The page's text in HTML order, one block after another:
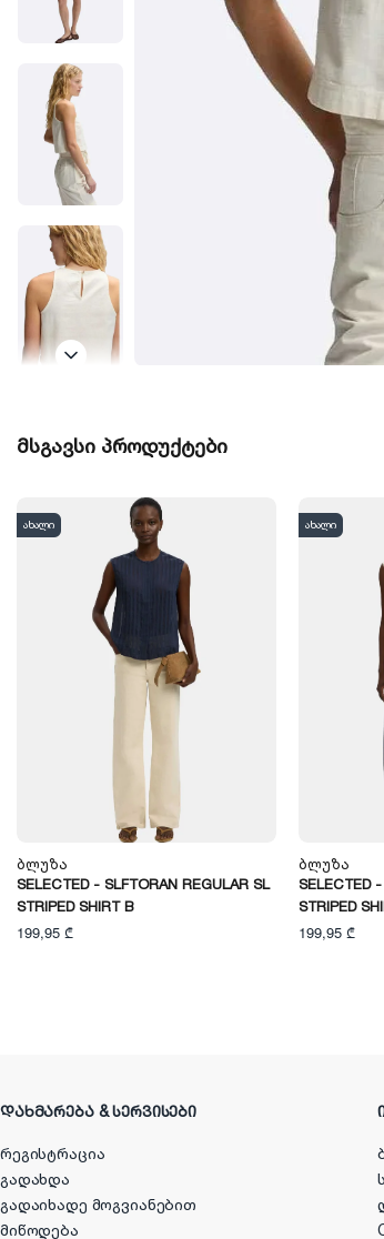
მსგავსი პროდუქტები
ახალი
Ბლუზა
SELECTED - SLFTORAN REGULAR SL
STRIPED SHIRT B
199,95 ₾
ახალი
Ბლუზა
SELECTED
STRIPED
199,95 ₾
ᲓᲐᲮᲛᲐᲠᲔᲑᲐ & ᲡᲔᲠᲕᲘᲡᲔᲑᲘ
რეგისტრაცია
გადახდა
გადაიხადე მოგვიანებით
მიწოდება